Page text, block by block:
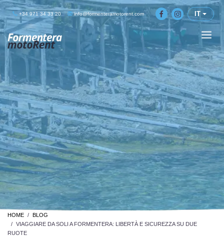
+34 971 34 33 20 info@formenteramotorent.com IT
HOME
BLOG
VIAGGIARE DA SOLI A FORMENTERA: LIBERTÀ E SICUREZZA SU DUE
RUOTE